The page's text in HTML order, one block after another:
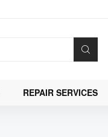
REPAIR SERVICES